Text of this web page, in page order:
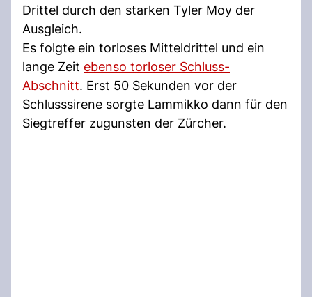
Drittel durch den starken Tyler Moy der
Ausgleich.
Es folgte ein torloses Mitteldrittel und ein
lange Zeit ebenso torloser Schluss-
Abschnitt. Erst 50 Sekunden vor der
Schlusssirene sorgte Lammikko dann für den
Siegtreffer zugunsten der Zürcher.